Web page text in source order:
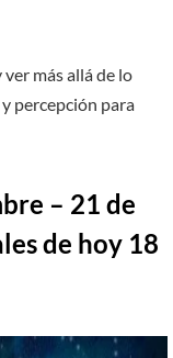
ver más allá de lo
percepción para
– 21 de
de hoy 18